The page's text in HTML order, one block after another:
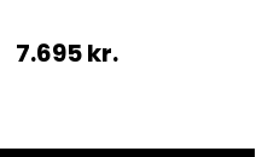
7.695kr.